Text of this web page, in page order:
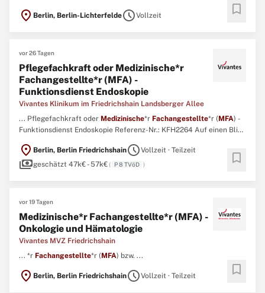
Atmosphäre und mit viel Raum für Mitgestaltung. ...
location_on Berlin, Berlin-LichterfeldescheduleVollzeit bookmark
vor 26 Tagen
Pflegefachkraft oder Medizinische*r
Fachangestellte*r (MFA) -
Funktionsdienst Endoskopie
Vivantes Klinikum im Friedrichshain Landsberger Allee
... Pflegefachkraft oder Medizinische*r Fachangestellte*r (MFA) -
Funktionsdienst Endoskopie Referenz-Nr.: KFH2264 Auf einen Blick
Entgelt: EG P8 TVöD oder EG 5 TVöD, je nach Qualifikation Extras:
Regelmäßige Fort- und Weiterbildungsmöglichkeiten ...
location_on Berlin, Berlin FriedrichshainscheduleVollzeit · Teilzeit
paymentsgeschätzt 47k€ - 57k€( P 8 TVöD ) bookmark
vor 19 Tagen
Medizinische*r Fachangestellte*r (MFA) -
Onkologie und Hämatologie
Vivantes MVZ Friedrichshain
... *r Fachangestellte*r (MFA) bzw. ...
location_on Berlin, Berlin FriedrichshainscheduleVollzeit · Teilzeit bookmark